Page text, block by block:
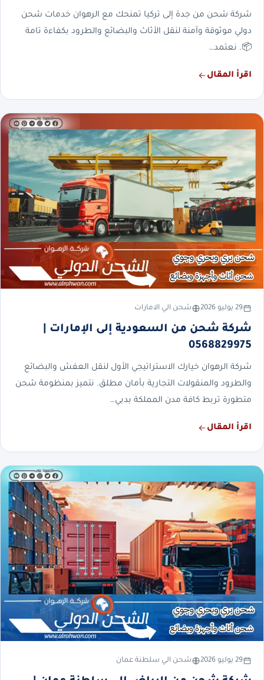
شركة شحن من جدة إلى تركيا تمنحك مع الرهوان خدمات شحن
دولي موثوقة وآمنة لنقل الأثاث والبضائع والطرود بكفاءة تامة
📦. نعتمد…
اقرأ المقال
29 يوليو 2026 شحن الي الامارات
شركة شحن من السعودية إلى الإمارات |
0568829975
شركة الرهوان خيارك الاستراتيجي الأول لنقل العفش والبضائع
والطرود والمنقولات التجارية بأمان مطلق. نتميز بمنظومة شحن
متطورة تربط كافة مدن المملكة بدبي…
اقرأ المقال
29 يوليو 2026 شحن الي سلطنة عمان